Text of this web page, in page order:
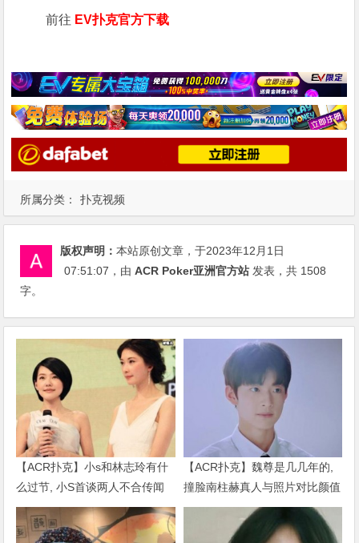
所属分类： 扑克视频
前往 EV扑克官方下载
版权声明：本站原创文章，于2023年12月1日
07:51:07 ，由ACR Poker亚洲官方站 发表，共 1508
字。
【ACR扑克】小s和林志玲有什
么过节, 小S首谈两人不合传闻
说了什么
【ACR扑克】魏尊是几几年的,
撞脸南柱赫真人与照片对比颜值
被质疑